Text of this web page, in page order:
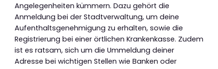
Angelegenheiten kümmern. Dazu gehört die
Anmeldung bei der Stadtverwaltung, um deine
Aufenthaltsgenehmigung zu erhalten, sowie die
Registrierung bei einer örtlichen Krankenkasse. Zudem
ist es ratsam, sich um die Ummeldung deiner
Adresse bei wichtigen Stellen wie Banken oder